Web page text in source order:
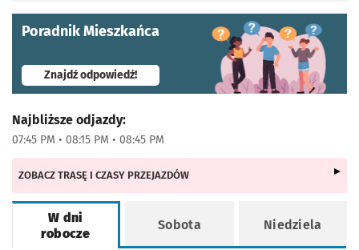
Poradnik Mieszkańca
Znajdź odpowiedź!- otworzy się w nowej karcie
Najbliższe odjazdy:
07:45 PM • 08:15 PM • 08:45 PM
ZOBACZ TRASĘ I CZASY PRZEJAZDÓW
W dni
robocze
Sobota Niedziela